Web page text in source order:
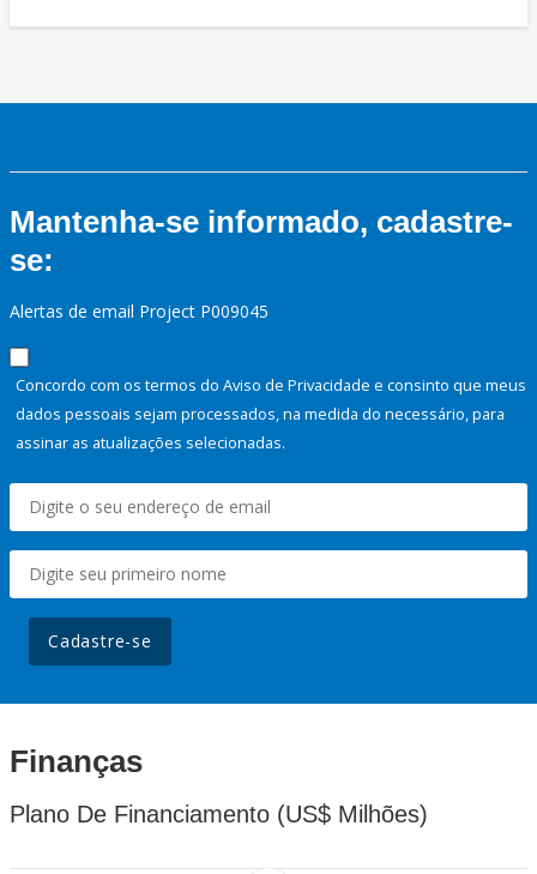
Mantenha-se informado, cadastre-
se:
Alertas de email Project P009045
Concordo com os termos do Aviso de Privacidade e consinto que meus
dados pessoais sejam processados, na medida do necessário, para
assinar as atualizações selecionadas.
Cadastre-se
Finanças
Plano De Financiamento (US$ Milhões)